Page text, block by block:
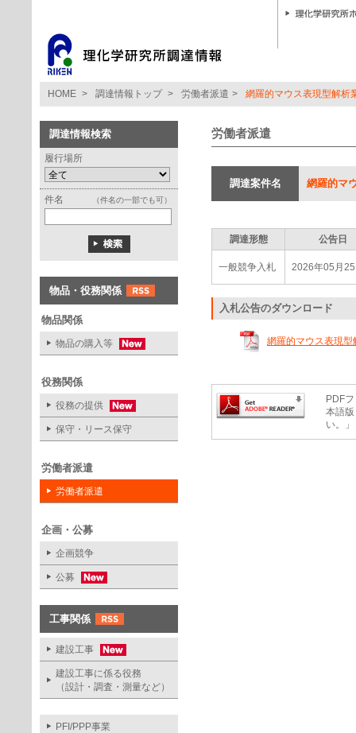
HOME > 調達情報トップ > 労働者派遣 > 網羅的マウス表現型解析
調達情報検索
履行場所
件名 （件名の一部でも可）
物品・役務関係
物品関係
物品の購入等
役務関係
役務の提供
保守・リース保守
労働者派遣
労働者派遣
企画・公募
企画競争
公募
工事関係
建設工事
建設工事に係る役務
（設計・調査・測量など）
PFI/PPP事業
労働者派遣
調達案件名 網羅的マ
調達形態 公告日
一般競争入札 2026年05月
入札公告のダウンロード
網羅的マウス表現
PDF
本語
い。」